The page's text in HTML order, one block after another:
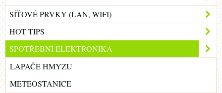
SÍŤOVÉ PRVKY (LAN, WIFI)
HOT TIPS
SPOTŘEBNÍ ELEKTRONIKA
LAPAČE HMYZU
METEOSTANICE